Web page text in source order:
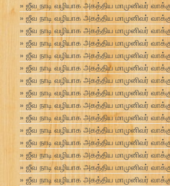
ஜீவ நாடி வழியாக அகத்திய மாமுனிவர்
ஜீவ நாடி வழியாக அகத்திய மாமுனிவர்
ஜீவ நாடி வழியாக அகத்திய மாமுனிவர்
ஜீவ நாடி வழியாக அகத்திய மாமுனிவர்
ஜீவ நாடி வழியாக அகத்திய மாமுனிவர்
ஜீவ நாடி வழியாக அகத்திய மாமுனிவர்
ஜீவ நாடி வழியாக அகத்திய மாமுனிவர்
ஜீவ நாடி வழியாக அகத்திய மாமுனிவர்
ஜீவ நாடி வழியாக அகத்திய மாமுனிவர்
ஜீவ நாடி வழியாக அகத்திய மாமுனிவர்
ஜீவ நாடி வழியாக அகத்திய மாமுனிவர்
ஜீவ நாடி வழியாக அகத்திய மாமுனிவர்
ஜீவ நாடி வழியாக அகத்திய மாமுனிவர்
ஜீவ நாடி வழியாக அகத்திய மாமுனிவர்
ஜீவ நாடி வழியாக அகத்திய மாமுனிவர்